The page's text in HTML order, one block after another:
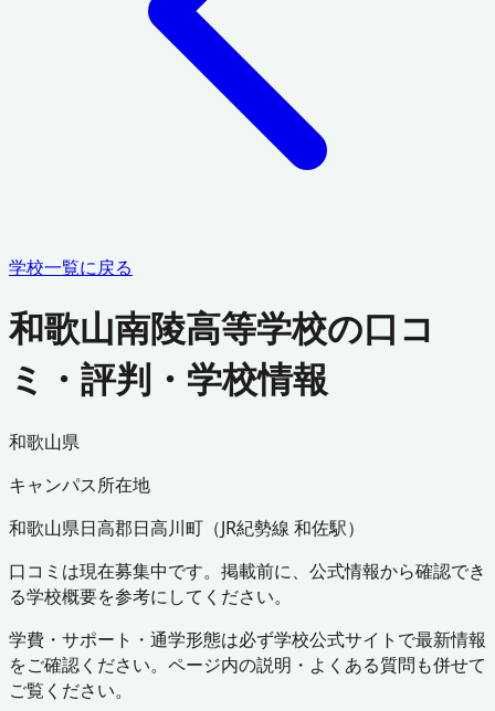
学校一覧に戻る
和歌山南陵高等学校の口コ
ミ・評判・学校情報
和歌山県
キャンパス所在地
和歌山県日高郡日高川町 （JR紀勢線 和佐駅）
口コミは現在募集中です。掲載前に、公式情報から確認でき
る学校概要を参考にしてください。
学費・サポート・通学形態は必ず学校公式サイトで最新情報
をご確認ください。ページ内の説明・よくある質問も併せて
ご覧ください。